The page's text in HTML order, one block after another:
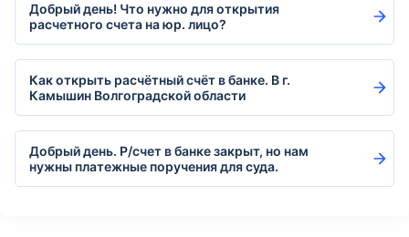
Добрый день! Что нужно для открытия
расчетного счета на юр. лицо?
Как открыть расчётный счёт в банке. В г.
Камышин Волгоградской области
Добрый день. Р/счет в банке закрыт, но нам
нужны платежные поручения для суда.